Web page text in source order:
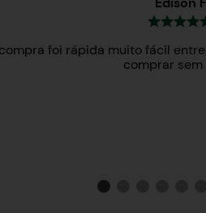
foi rápida muito fácil
comprar